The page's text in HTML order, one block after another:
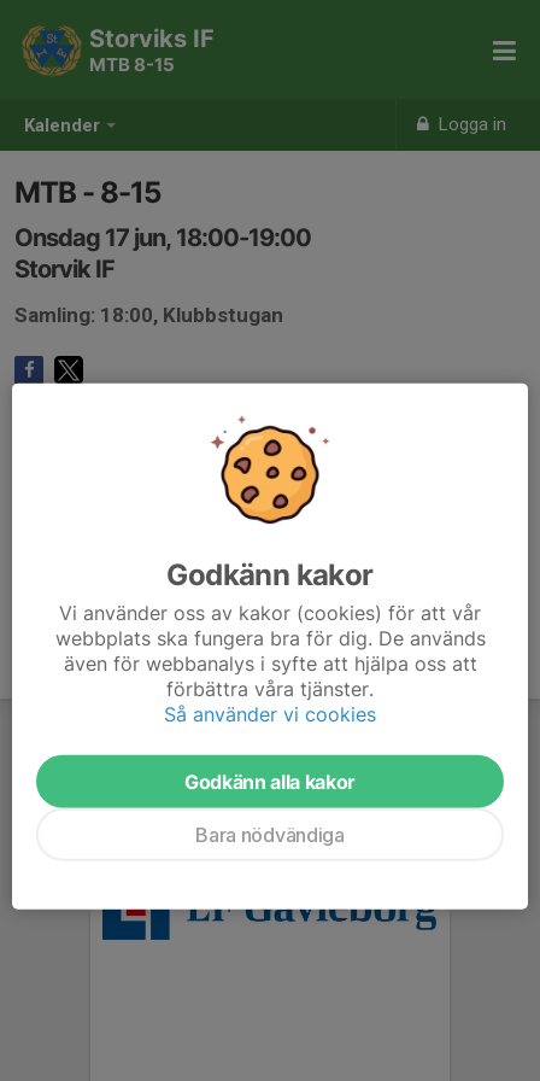
Kalender Logga in
Storviks IF
MTB 8-15
MTB - 8-15
Onsdag 17 jun, 18:00-19:00
Storvik IF
Samling: 18:00, Klubbstugan
Godkänn kakor
Vi använder oss av kakor (cookies) för att vår
webbplats ska fungera bra för dig. De används
även för webbanalys i syfte att hjälpa oss att
förbättra våra tjänster.
Så använder vi cookies
Godkänn alla kakor
Bara nödvändiga